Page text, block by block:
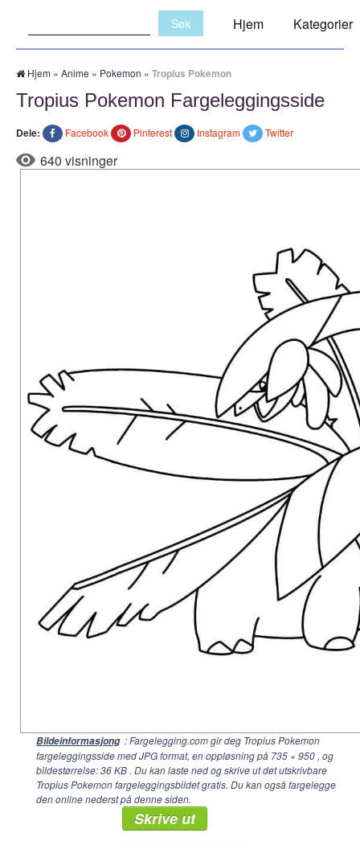
Hjem Kategorier
Hjem » Anime » Pokemon » Tropius Pokemon
Tropius Pokemon Fargeleggingsside
Dele: Facebook Pinterest Instagram Twitter
640 visninger
Bildeinformasjong : Fargelegging.com gir deg Tropius Pokemon
fargeleggingsside med JPG format, en oppløsning på 735 × 950 , og
bildestørrelse: 36 KB . Du kan laste ned og skrive ut det utskrivbare
Tropius Pokemon fargeleggingsbildet gratis. Du kan også fargelegge
den online nederst på denne siden.
Skrive ut